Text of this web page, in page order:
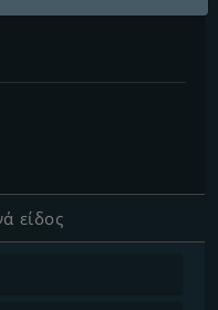
είδος